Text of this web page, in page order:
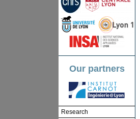
Our partners
Research